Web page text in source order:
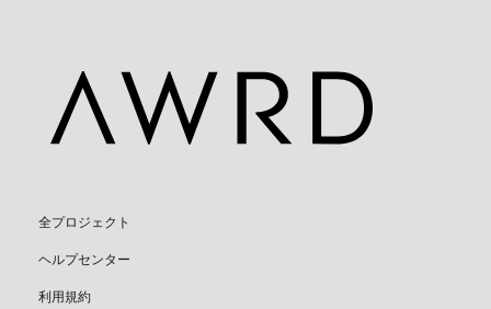
全プロジェクト
ヘルプセンター
利用規約